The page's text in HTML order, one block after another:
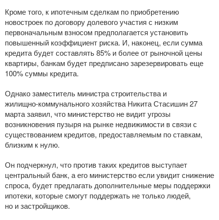
Кроме того, к ипотечным сделкам по приобретению
новостроек по договору долевого участия с низким
первоначальным взносом предполагается установить
повышенный коэффициент риска. И, наконец, если сумма
кредита будет составлять 85% и более от рыночной цены
квартиры, банкам будет предписано зарезервировать еще
100% суммы кредита.
Однако заместитель министра строительства и
жилищно-коммунальногохозяйства Никита Стасишин 27
марта заявил, что министерство не видит угрозы
возникновения пузыря на рынке недвижимости в связи с
существованием кредитов, предоставляемым по ставкам,
близким к нулю.
Он подчеркнул, что против таких кредитов выступает
центральный банк, а его министерство если увидит снижение
спроса, будет предлагать дополнительные меры поддержки
ипотеки, которые смогут поддержать не только людей,
но и застройщиков.